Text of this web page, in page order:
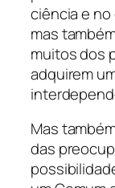
ciência e
mas
muitos dos
adquirem
Mas
das